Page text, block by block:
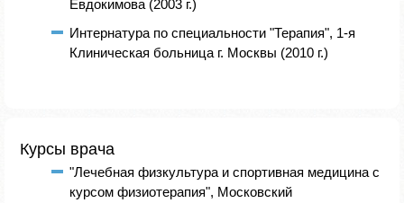
Евдокимова (2003 г.)
Интернатура по специальности "Терапия", 1-я
Клиническая больница г. Москвы (2010 г.)
Курсы врача
"Лечебная физкультура и спортивная медицина с
курсом физиотерапия", Московский